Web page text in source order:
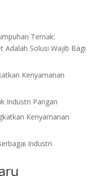
Ternak:
Adalah Solusi Wajib Bagi
Kenyamanan
Industri Pangan
Kenyamanan
Industri